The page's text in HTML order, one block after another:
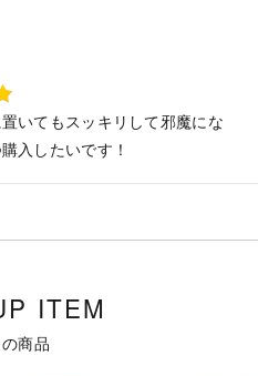
いてもスッキリして邪魔にな
入したいです！
ITEM
商品